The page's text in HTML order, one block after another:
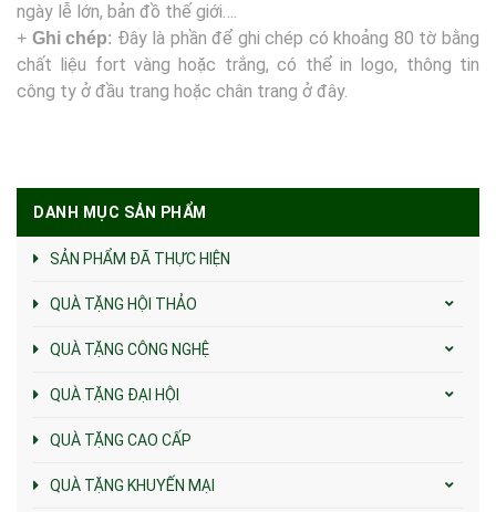
ngày lễ lớn, bản đồ thế giới….
+ Ghi chép: Đây là phần để ghi chép có khoảng 80 tờ bằng
chất liệu fort vàng hoặc trắng, có thể in logo, thông tin
công ty ở đầu trang hoặc chân trang ở đây.
DANH MỤC SẢN PHẨM
SẢN PHẨM ĐÃ THỰC HIỆN
QUÀ TẶNG HỘI THẢO
QUÀ TẶNG CÔNG NGHỆ
QUÀ TẶNG ĐẠI HỘI
QUÀ TẶNG CAO CẤP
QUÀ TẶNG KHUYẾN MẠI